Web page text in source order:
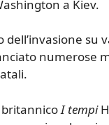
a Kiev.
dell’invasione
numerose
I tempi